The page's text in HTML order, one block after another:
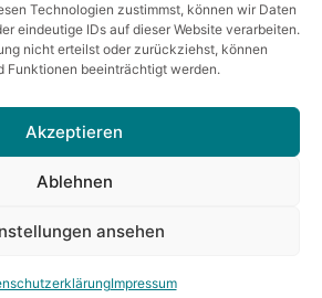
Technologien zustimmst, können wir Daten
eindeutige IDs auf dieser Website verarbeiten.
nicht erteilst oder zurückziehst, können
Funktionen beeinträchtigt werden.
Akzeptieren
Ablehnen
ansehen
Impressum